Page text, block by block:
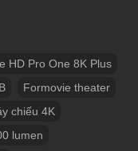
HD Pro One 8K Plus
Formovie theater
chiếu 4K
lumen